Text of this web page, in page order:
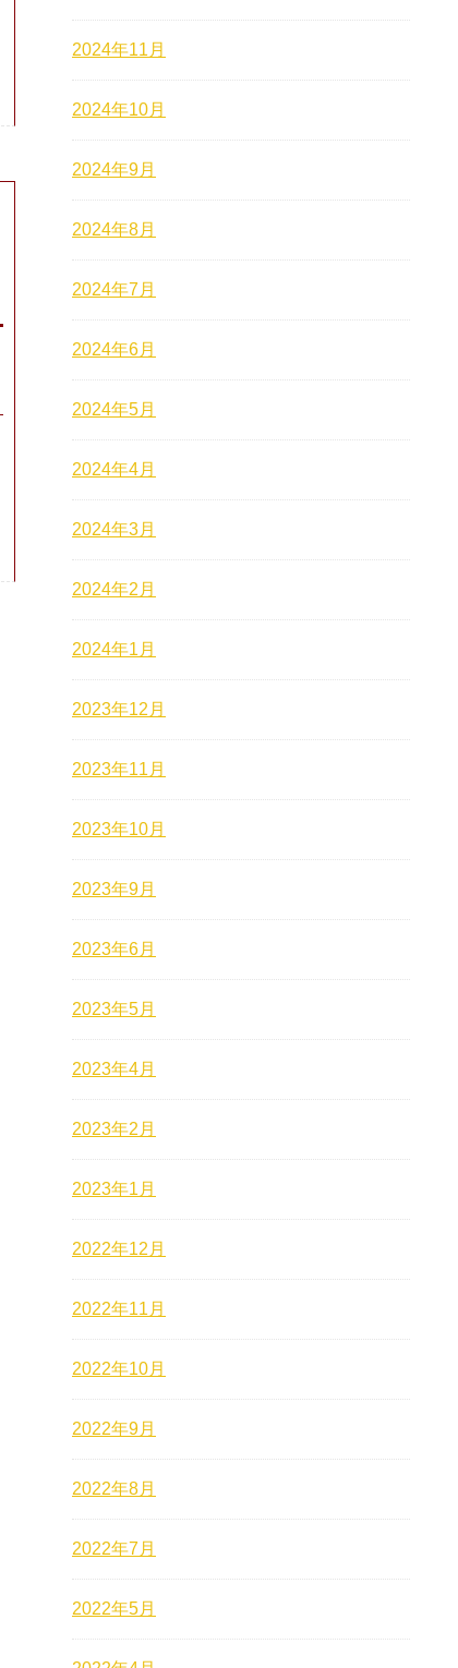
2024年11月
2024年10月
2024年9月
2024年8月
2024年7月
2024年6月
2024年5月
2024年4月
2024年3月
2024年2月
2024年1月
2023年12月
2023年11月
2023年10月
2023年9月
2023年6月
2023年5月
2023年4月
2023年2月
2023年1月
2022年12月
2022年11月
2022年10月
2022年9月
2022年8月
2022年7月
2022年5月